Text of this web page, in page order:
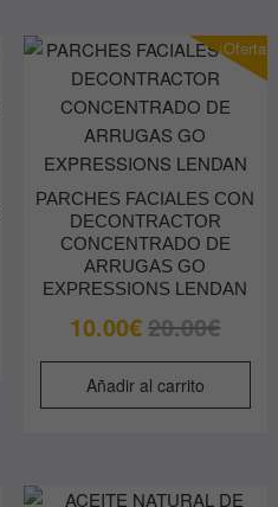
¡Oferta!
PARCHES FACIALES CON
DECONTRACTOR
CONCENTRADO DE
ARRUGAS GO
EXPRESSIONS LENDAN
20.00€El
era:
10.00€
El
es:
Añadir al carrito